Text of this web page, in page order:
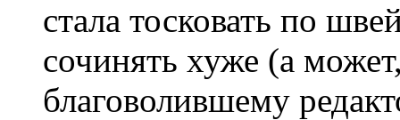
стала тосковать по
сочинять хуже (а
благоволившему